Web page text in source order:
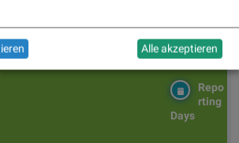
te/
Indikation
en
ssieg
verlierer
Tage
tz
BS-
Hitpa
Repo
rting
Days
Alle akzeptieren